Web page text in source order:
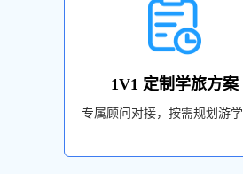
1V1 定制学旅方案
专属顾问对接，按需规划游